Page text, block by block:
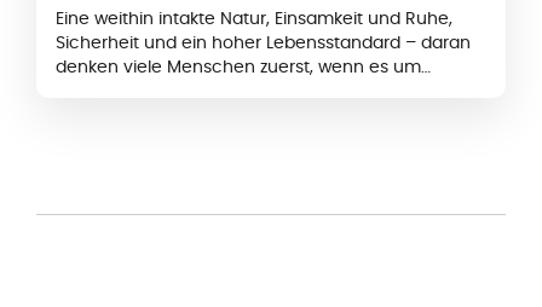
Eine weithin intakte Natur, Einsamkeit und Ruhe,
Sicherheit und ein hoher Lebensstandard – daran
denken viele Menschen zuerst, wenn es um